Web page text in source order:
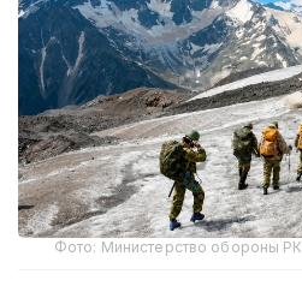
Фото: Министерство обороны РК